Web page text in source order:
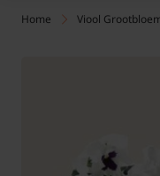
Home Viool